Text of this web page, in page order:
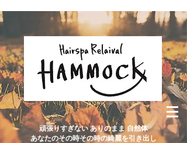
頑張りすぎない ありのまま 自然体
あなたのその時その時の綺麗を引き出し